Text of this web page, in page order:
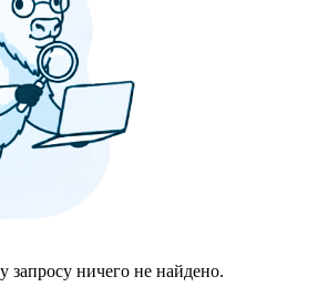
ничего не найдено.